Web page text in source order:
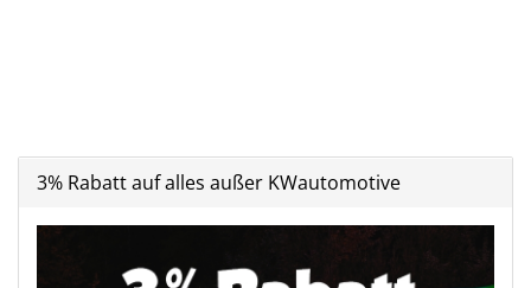
3% Rabatt auf alles außer KWautomotive